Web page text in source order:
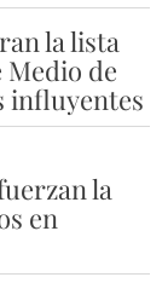
la lista
de
influyentes
la
en